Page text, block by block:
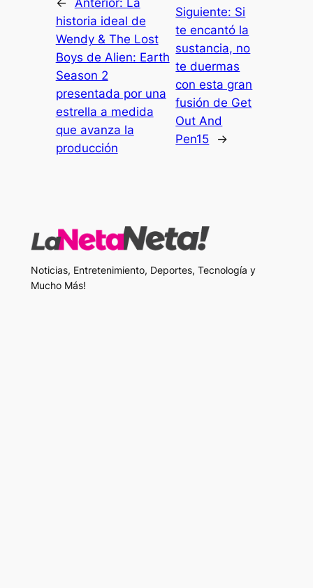
historia ideal de
Wendy & The Lost
Boys de Alien: Earth
Season 2
presentada por una
estrella a medida
que avanza la
producción
Siguiente: Si
te encantó la
sustancia, no
te duermas
con esta gran
fusión de Get
Out And
Pen15
→
Noticias, Entretenimiento, Deportes, Tecnología y
Mucho Más!